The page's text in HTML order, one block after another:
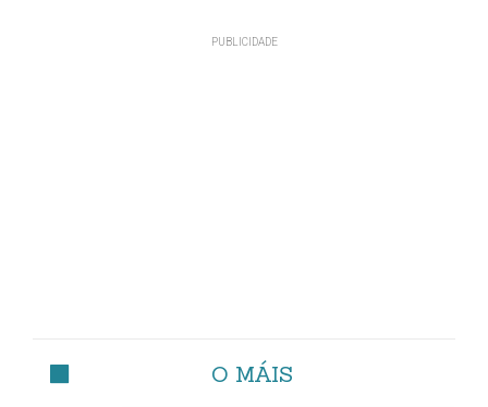
O MÁIS